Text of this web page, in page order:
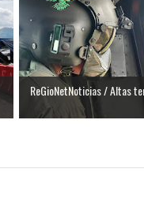
/ RISARALDA /
/ DOSQUEBRADAS /
a más de 20.000
MEDELLIN / En
emisión de gases
ReGioNetNoticias / Altas